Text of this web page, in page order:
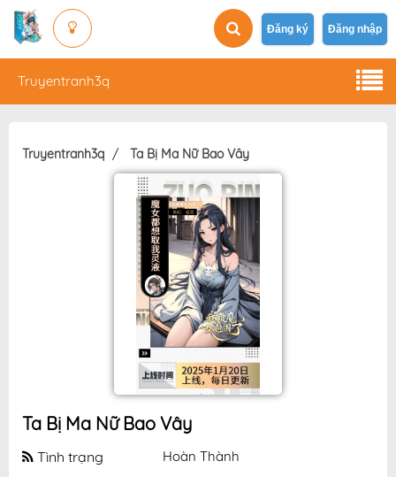
Đăng ký Đăng nhập
Truyentranh3q
Truyentranh3q Ta Bị Ma Nữ Bao Vây
Ta Bị Ma Nữ Bao Vây
Tình trạng Hoàn Thành